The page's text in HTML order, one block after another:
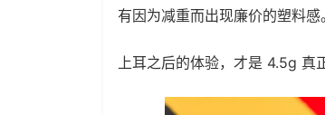
有因为减重而出现廉价的塑料感。
上耳之后的体验，才是 4.5g 真